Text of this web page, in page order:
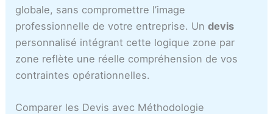
globale, sans compromettre l’image
professionnelle de votre entreprise. Undevis
personnalisé intégrant cette logique zone par
zone reflète une réelle compréhension de vos
contraintes opérationnelles.
Comparer les Devis avec Méthodologie